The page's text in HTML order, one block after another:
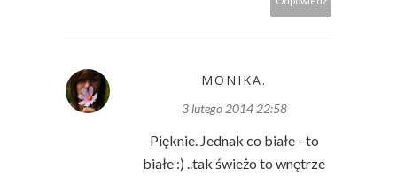
MONIKA.
3 lutego 2014 22:58
Pięknie. Jednak co białe - to
białe :) ..tak świeżo to wnętrze